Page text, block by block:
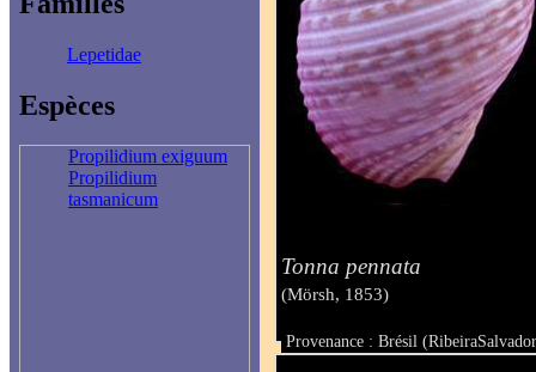
Lepetidae
Espèces
Propilidium exiguum
Propilidium
tasmanicum
Tonna pennata
(Mörsh, 1853)
Provenance : Brésil
Taille : 106 mm